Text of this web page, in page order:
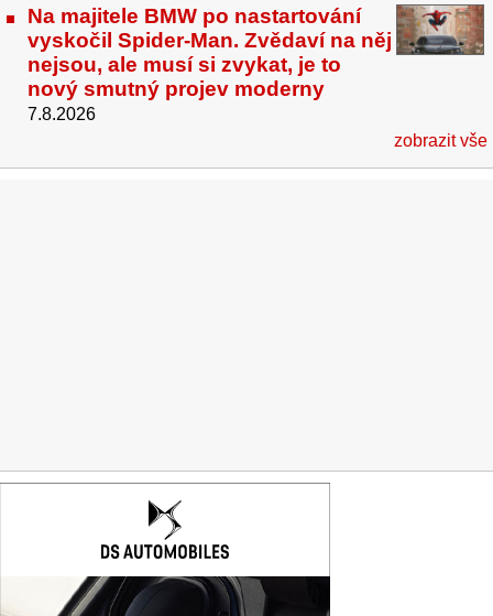
Na majitele BMW po nastartování
vyskočil Spider-Man. Zvědaví na něj
nejsou, ale musí si zvykat, je to
nový smutný projev moderny
7.8.2026
zobrazit vše